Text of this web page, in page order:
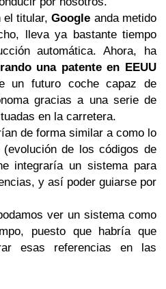
el titular,Google anda metido
lleva ya bastante tiempo
automática. Ahora, ha
una patente en EEUU
un futuro coche capaz de
gracias a una serie de
en la carretera.
de forma similar a como lo
de los códigos de
integraría un sistema para
y así poder guiarse por
ver un sistema como
puesto que habría que
esas referencias en las